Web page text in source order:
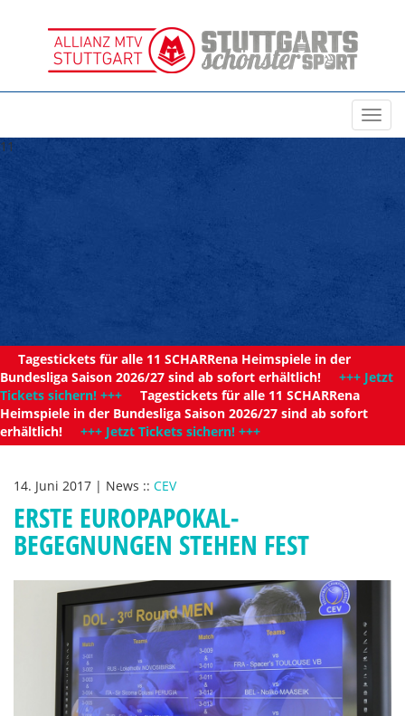
11
Tagestickets für alle 11 SCHARRena Heimspiele in der
Bundesliga Saison 2026/27 sind ab sofort erhältlich! +++ Jetzt
Tickets sichern! +++ Tagestickets für alle 11 SCHARRena
Heimspiele in der Bundesliga Saison 2026/27 sind ab sofort
erhältlich! +++ Jetzt Tickets sichern! +++
14. Juni 2017 | News :: CEV
ERSTE EUROPAPOKAL-
BEGEGNUNGEN STEHEN FEST